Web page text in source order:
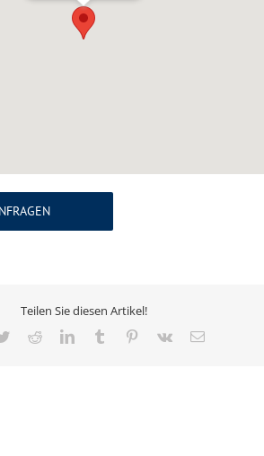
Teilen Sie diesen Artikel!
TwitterRedditLinkedInTumblr Pinterest
Vk
E-